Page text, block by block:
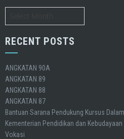
RECENT POSTS
ANGKATAN 90A
ANGKATAN 89
ANGKATAN 88
ANGKATAN 87
Bantuan Sarana Pendukung Kursus
Kementerian Pendidikan dan
Vokasi